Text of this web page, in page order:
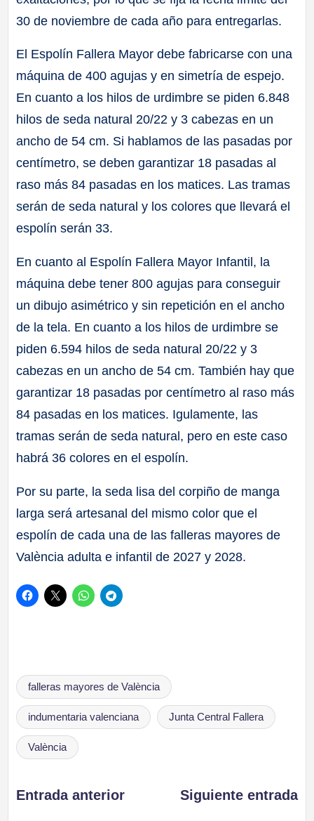
30 de noviembre de cada año para entregarlas.
El Espolín Fallera Mayor debe fabricarse con una
máquina de 400 agujas y en simetría de espejo.
En cuanto a los hilos de urdimbre se piden 6.848
hilos de seda natural 20/22 y 3 cabezas en un
ancho de 54 cm. Si hablamos de las pasadas por
centímetro, se deben garantizar 18 pasadas al
raso más 84 pasadas en los matices. Las tramas
serán de seda natural y los colores que llevará el
espolín serán 33.
En cuanto al Espolín Fallera Mayor Infantil, la
máquina debe tener 800 agujas para conseguir
un dibujo asimétrico y sin repetición en el ancho
de la tela. En cuanto a los hilos de urdimbre se
piden 6.594 hilos de seda natural 20/22 y 3
cabezas en un ancho de 54 cm. También hay que
garantizar 18 pasadas por centímetro al raso más
84 pasadas en los matices. Igulamente, las
tramas serán de seda natural, pero en este caso
habrá 36 colores en el espolín.
Por su parte, la seda lisa del corpiño de manga
larga será artesanal del mismo color que el
espolín de cada una de las falleras mayores de
València adulta e infantil de 2027 y 2028.
Etiquetas:
falleras mayores de València
indumentaria valenciana Junta Central Fallera
València
Navegación
Entrada anterior Siguiente entrada